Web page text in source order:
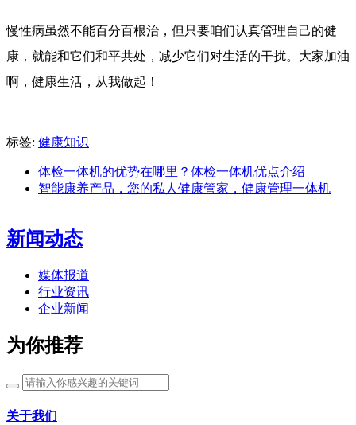
慢性病虽然不能百分百根治，但只要咱们认真管理自己的健
康，就能和它们和平共处，减少它们对生活的干扰。大家加油
啊，健康生活，从我做起！
标签: 健康知识
体检一体机的优势在哪里？体检一体机优点介绍
智能康养产品，您的私人健康管家，健康管理一体机
新闻动态
媒体报道
行业资讯
企业新闻
为你推荐
关于我们